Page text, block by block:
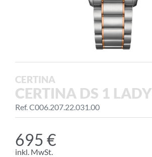
CERTINA
CERTINA DS 1 LADY
Ref. C006.207.22.031.00
695 €
inkl. MwSt.